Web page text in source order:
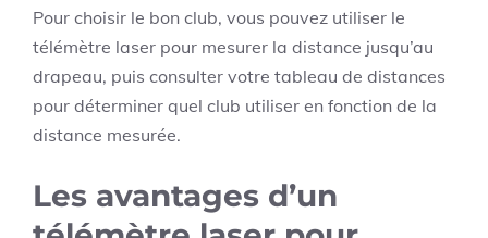
Pour choisir le bon club, vous pouvez utiliser le
télémètre laser pour mesurer la distance jusqu’au
drapeau, puis consulter votre tableau de distances
pour déterminer quel club utiliser en fonction de la
distance mesurée.
Les avantages d’un